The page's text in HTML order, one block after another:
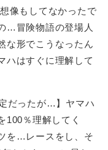
像もしてなかったで
…冒険物語の登場人
な形でこうなったん
ハはすぐに理解して
だったが…】ヤマハ
100％理解してく
を…レースをし、そ